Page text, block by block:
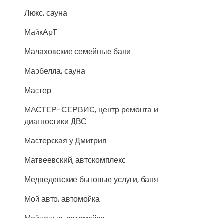
Люкс, сауна
МайкАрТ
Малаховские семейные бани
Марбелла, сауна
Мастер
МАСТЕР-СЕРВИС, центр ремонта и
диагностики ДВС
Мастерская у Дмитрия
Матвеевский, автокомплекс
Медведевские бытовые услуги, баня
Мой авто, автомойка